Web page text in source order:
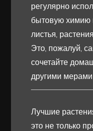
регулярно
бытовую химию
листья,
Это, пожалуй,
сочетайте
другими мерами
Лучшие
это не только